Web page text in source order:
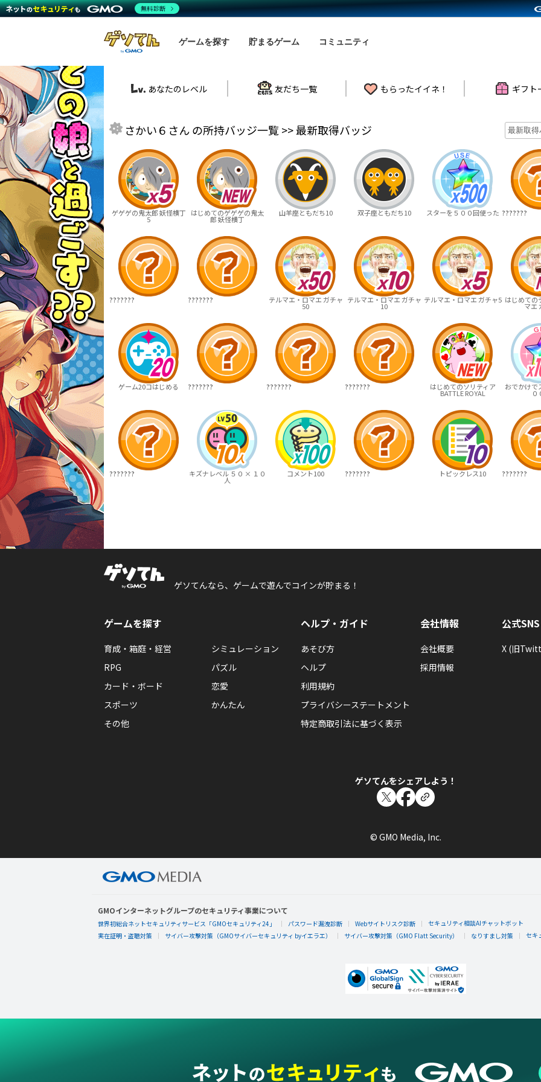
ゲームを探す 貯まるゲーム コミュニティ
あなたのレベル 友だち一覧 もらったイイネ！ ギフト
さかい６さん の所持バッジ一覧 >> 最新取得バッジ
ゲゲゲの鬼太郎 妖怪横丁
5
はじめてのゲゲゲの鬼太
郎 妖怪横丁
山羊座ともだち10 双子座ともだち10 スターを５００回使った ???????
??????? ??????? テルマエ・ロマエ ガチャ
50
テルマエ・ロマエ ガチャ
10
テルマエ・ロマエ ガチャ5 はじめての
マエ
ゲーム20コはじめる ??????? ??????? ??????? はじめてのソリティア
BATTLE ROYAL
おでかけで
０
??????? キズナレベル ５０ × １０
人
コメント100 ??????? トピックレス10 ???????
ゲソてんなら、ゲームで遊んでコインが貯まる！
ゲームを探す
育成・箱庭・経営
シミュレーション
RPG
パズル
カード・ボード
恋愛
スポーツ
かんたん
その他
ヘルプ・ガイド
あそび方
ヘルプ
利用規約
プライバシーステートメント
特定商取引法に基づく表示
会社情報
会社概要
採用情報
公式SNS
X (旧
ゲソてんをシェアしよう！
© GMO Media, Inc.
GMOインターネットグループのセキュリティ事業について
世界初総合ネットセキュリティサービス「GMOセキュリティ24」 パスワード漏洩診断 Webサイトリスク診断
セキュリティ相談AIチャットボット
実在証明・盗聴対策
サイバー攻撃対策（GMOサイバーセキュリティ byイエラエ） サイバー攻撃対策（GMO Flatt Security） なりすまし対策 セキ
無料診断